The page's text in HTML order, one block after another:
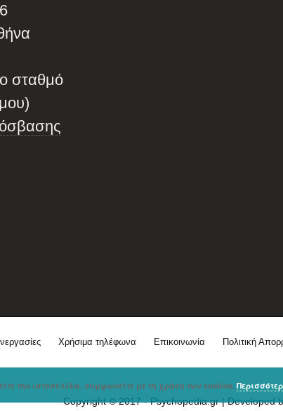
σταθμό
Χρήσιμα τηλέφωνα Επικοινωνία Πολιτική
Copyright © 2017 - Psychopedia.gr | Developed
την ιστοσελίδα, συμφωνείτε με τη χρήση των cookies.